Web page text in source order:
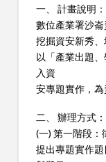
一、 計畫說明：
數位產業署沙
挖掘資安新秀
以「產業出題
入資
安專題實作，為
二、 辦理方式：
(一) 第一階段
提出專題實作